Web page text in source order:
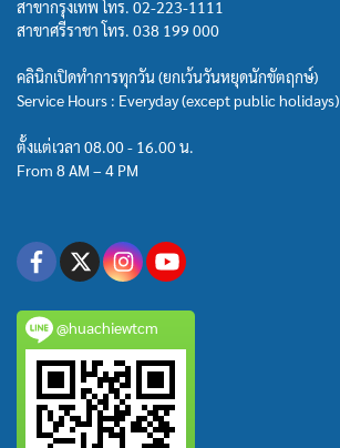
สาขากรุงเทพ โทร. 02-223-1111
สาขาศรีราชา โทร. 038 199 000
คลินิกเปิดทำการทุกวัน (ยกเว้นวันหยุดนักขัตฤกษ์)
Service Hours : Everyday (except public holidays)
ตั้งแต่เวลา 08.00 - 16.00 น.
From 8 AM – 4 PM
@huachiewtcm